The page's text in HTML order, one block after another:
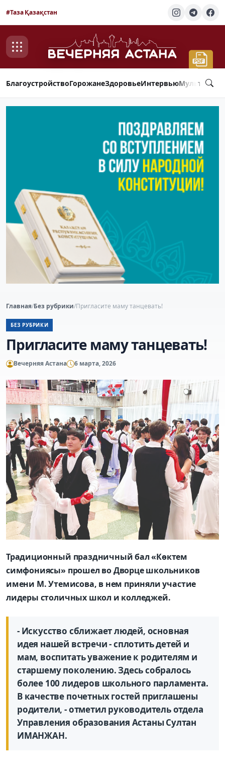
#Таза Қазақстан
БлагоустройствоГорожанеЗдоровьеИнтервью
Главная/Без рубрики/Пригласите маму танцевать!
БЕЗ РУБРИКИ
Пригласите маму танцевать!
Вечерняя Астана 6 марта, 2026
Традиционный праздничный бал «Көктем
симфониясы» прошел во Дворце школьников
имени М. Утемисова, в нем приняли участие
лидеры столичных школ и колледжей.
- Искусство сближает людей, основная
идея нашей встречи - сплотить детей и
мам, воспитать уважение к родителям и
старшему поколению. Здесь собралось
более 100 лидеров школьного парламента.
В качестве почетных гостей приглашены
родители, - отметил руководитель отдела
Управления образования Астаны Султан
ИМАНЖАН.